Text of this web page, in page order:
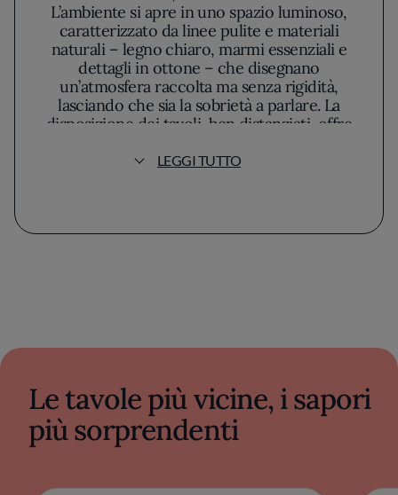
L’ambiente si apre in uno spazio luminoso,
caratterizzato da linee pulite e materiali
naturali – legno chiaro, marmi essenziali e
dettagli in ottone – che disegnano
un’atmosfera raccolta ma senza rigidità,
lasciando che sia la sobrietà a parlare. La
disposizione dei tavoli, ben distanziati, offre
con ritmo quieto.
LEGGI TUTTO
Le tavole più vicine, i sapori
più sorprendenti